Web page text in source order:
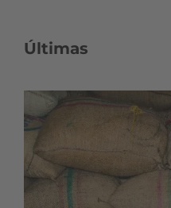
Últimas